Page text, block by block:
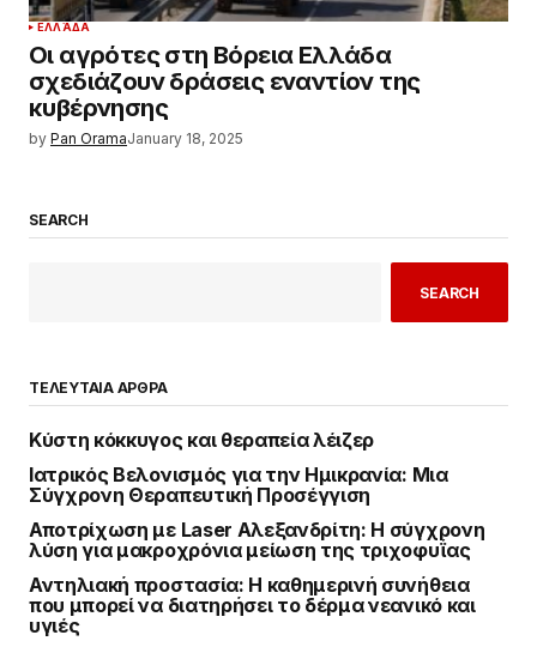
ΕΛΛΆΔΑ
Οι αγρότες στη Βόρεια Ελλάδα
σχεδιάζουν δράσεις εναντίον της
κυβέρνησης
by Pan OramaJanuary 18, 2025
SEARCH
SEARCH
ΤΕΛΕΥΤΑΙΑ ΑΡΘΡΑ
Κύστη κόκκυγος και θεραπεία λέιζερ
Ιατρικός Βελονισμός για την Ημικρανία: Μια
Σύγχρονη Θεραπευτική Προσέγγιση
Αποτρίχωση με Laser Αλεξανδρίτη: Η σύγχρονη
λύση για μακροχρόνια μείωση της τριχοφυΐας
Αντηλιακή προστασία: Η καθημερινή συνήθεια
που μπορεί να διατηρήσει το δέρμα νεανικό και
υγιές